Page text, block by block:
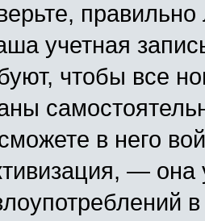
учетная
чтобы все
в него
—